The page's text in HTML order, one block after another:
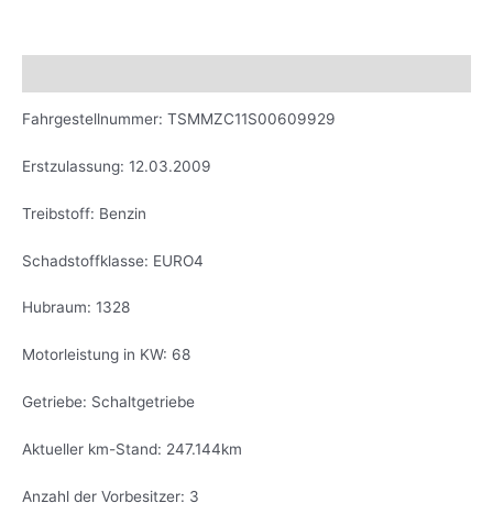
Fahrgestellnummer: TSMMZC11S00609929
Erstzulassung: 12.03.2009
Treibstoff: Benzin
Schadstoffklasse: EURO4
Hubraum: 1328
Motorleistung in KW: 68
Getriebe: Schaltgetriebe
Aktueller km-Stand: 247.144km
Anzahl der Vorbesitzer: 3